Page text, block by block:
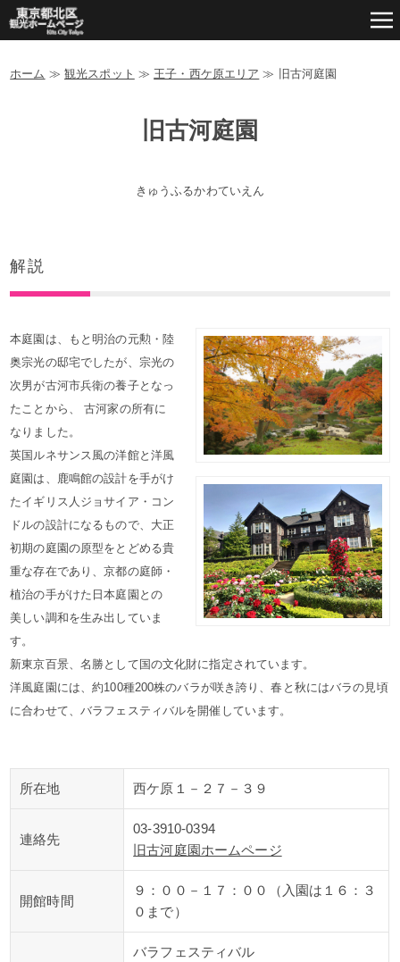
ホーム ≫ 観光スポット ≫ 王子・西ケ原エリア ≫ 旧古河庭園
旧古河庭園
きゅうふるかわていえん
解説
本庭園は、もと明治の元勲・陸
奥宗光の邸宅でしたが、宗光の
次男が古河市兵衛の養子となっ
たことから、 古河家の所有に
なりました。
英国ルネサンス風の洋館と洋風
庭園は、鹿鳴館の設計を手がけ
たイギリス人ジョサイア・コン
ドルの設計になるもので、大正
初期の庭園の原型をとどめる貴
重な存在であり、京都の庭師・
植治の手がけた日本庭園との
美しい調和を生み出していま
す。
新東京百景、名勝として国の文化財に指定されています。
洋風庭園には、約100種200株のバラが咲き誇り、春と秋にはバラの見頃
に合わせて、バラフェスティバルを開催しています。
所在地 西ケ原１－２７－３９
連絡先
03-3910-0394
旧古河庭園ホームページ
開館時間
９：００－１７：００（入園は１６：３
０まで）
バラフェスティバル